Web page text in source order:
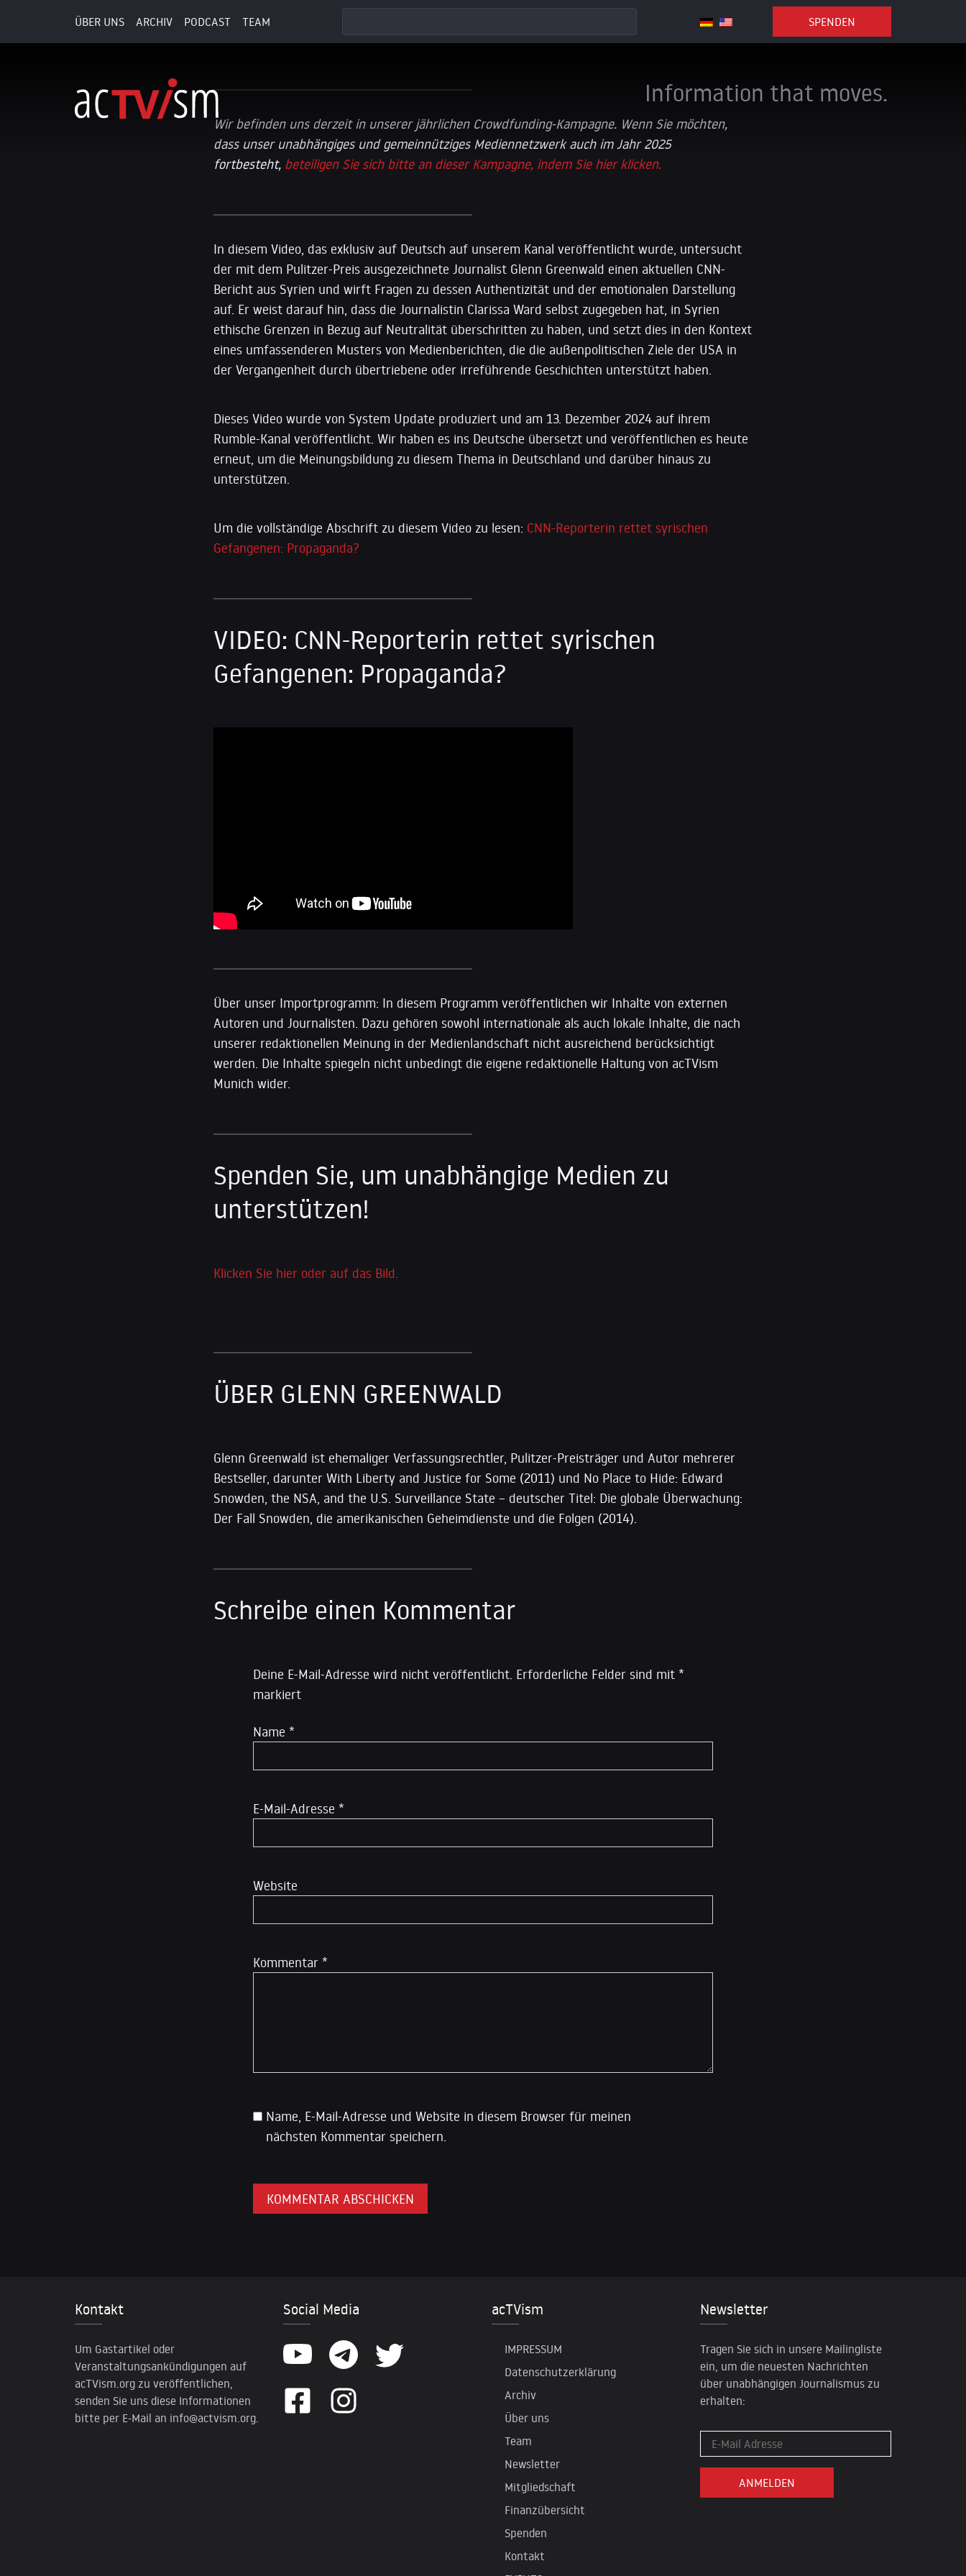
ÜBER UNS ARCHIV PODCAST TEAM SPENDEN
Information that moves.
28. Dezember 2024
Wir befinden uns derzeit in unserer jährlichen Crowdfunding-Kampagne. Wenn Sie möchten,
dass unser unabhängiges und gemeinnütziges Mediennetzwerk auch im Jahr 2025
fortbesteht, beteiligen Sie sich bitte an dieser Kampagne, indem Sie hier klicken.
In diesem Video, das exklusiv auf Deutsch auf unserem Kanal veröffentlicht wurde, untersucht
der mit dem Pulitzer-Preis ausgezeichnete Journalist Glenn Greenwald einen aktuellen CNN-
Bericht aus Syrien und wirft Fragen zu dessen Authentizität und der emotionalen Darstellung
auf. Er weist darauf hin, dass die Journalistin Clarissa Ward selbst zugegeben hat, in Syrien
ethische Grenzen in Bezug auf Neutralität überschritten zu haben, und setzt dies in den Kontext
eines umfassenderen Musters von Medienberichten, die die außenpolitischen Ziele der USA in
der Vergangenheit durch übertriebene oder irreführende Geschichten unterstützt haben.
Dieses Video wurde von System Update produziert und am 13. Dezember 2024 auf ihrem
Rumble-Kanal veröffentlicht. Wir haben es ins Deutsche übersetzt und veröffentlichen es heute
erneut, um die Meinungsbildung zu diesem Thema in Deutschland und darüber hinaus zu
unterstützen.
Um die vollständige Abschrift zu diesem Video zu lesen: CNN-Reporterin rettet syrischen
Gefangenen: Propaganda?
VIDEO: CNN-Reporterin rettet syrischen
Gefangenen: Propaganda?
Über unser Importprogramm: In diesem Programm veröffentlichen wir Inhalte von externen
Autoren und Journalisten. Dazu gehören sowohl internationale als auch lokale Inhalte, die nach
unserer redaktionellen Meinung in der Medienlandschaft nicht ausreichend berücksichtigt
werden. Die Inhalte spiegeln nicht unbedingt die eigene redaktionelle Haltung von acTVism
Munich wider.
Spenden Sie, um unabhängige Medien zu
unterstützen!
Klicken Sie hier oder auf das Bild.
ÜBER GLENN GREENWALD
Glenn Greenwald ist ehemaliger Verfassungsrechtler, Pulitzer-Preisträger und Autor mehrerer
Bestseller, darunter With Liberty and Justice for Some (2011) und No Place to Hide: Edward
Snowden, the NSA, and the U.S. Surveillance State – deutscher Titel: Die globale Überwachung:
Der Fall Snowden, die amerikanischen Geheimdienste und die Folgen (2014).
Schreibe einen Kommentar
Deine E-Mail-Adresse wird nicht veröffentlicht. Erforderliche Felder sind mit *
markiert
Kommentar *
Name *
E-Mail-Adresse *
Website
Name, E-Mail-Adresse und Website in diesem Browser für meinen
nächsten Kommentar speichern.
Kontakt
Um Gastartikel oder
Veranstaltungsankündigungen auf
acTVism.org zu veröffentlichen,
senden Sie uns diese Informationen
bitte per E-Mail an info@actvism.org.
Social Media acTVism
IMPRESSUM
Datenschutzerklärung
Archiv
Über uns
Team
Newsletter
Mitgliedschaft
Finanzübersicht
Spenden
Kontakt
Newsletter
Tragen Sie sich in unsere Mailingliste
ein, um die neuesten Nachrichten
über unabhängigen Journalismus zu
erhalten: